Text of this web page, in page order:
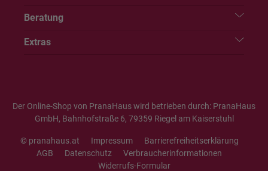
Beratung
Extras
Der Online-Shop von PranaHaus wird betrieben durch: PranaHaus
GmbH, Bahnhofstraße 6, 79359 Riegel am Kaiserstuhl
© pranahaus.at Impressum
Barrierefreiheitserklärung
AGB
Datenschutz
Verbraucherinformationen
Widerrufs-Formular